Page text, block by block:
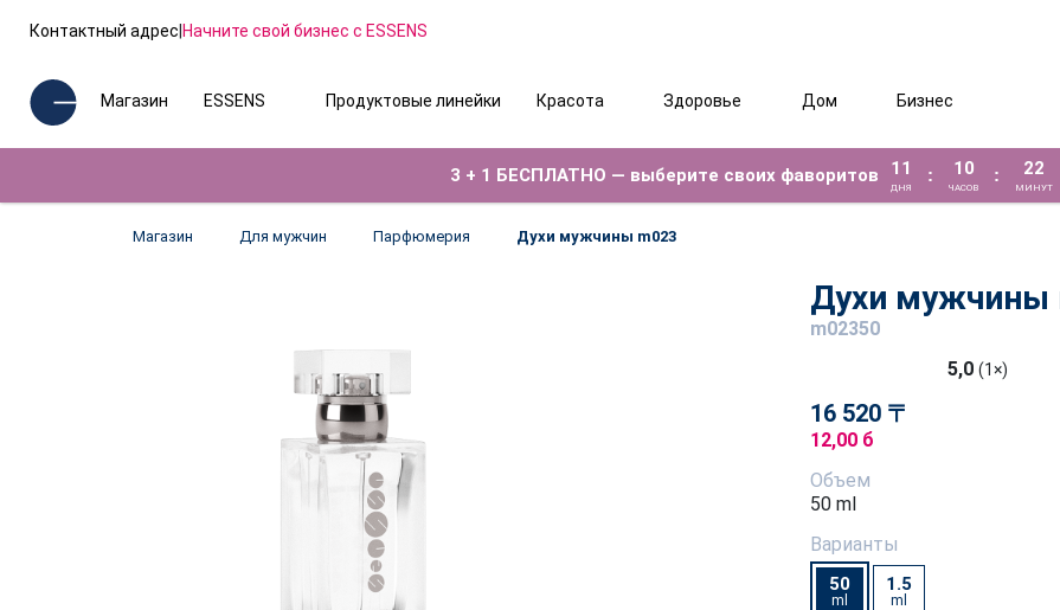
Контактный адрес|Начните свой бизнес с ESSENS
Магазин ESSENS Продуктовые линейки Красота Здоровье Дом Бизнес
3 + 1 БЕСПЛАТНО — выберите своих фаворитов 11
ДНЯ
: 10
ЧАСОВ
: 22
МИНУТ
Магазин Для мужчин Парфюмерия Духи мужчины m023
Духи мужчины
m02350
5,0 (1×)
16 520 〒
12,00 б
Объем
50 ml
Варианты
50
ml
1.5
ml